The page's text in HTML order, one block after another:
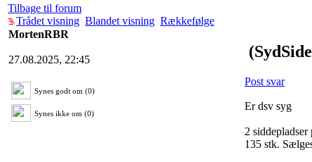
Tilbage til forum
Trådet visning Blandet visning Rækkefølge
MortenRBR
27.08.2025, 22:45
Synes godt om (0)
Synes ikke om (0)
Post svar
Er dsv syg
2
135 stk.